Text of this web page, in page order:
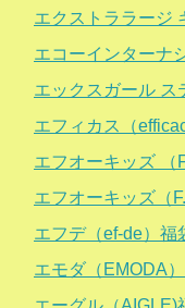
エクストララージ
エコーインターナ
エックスガール ス
エフィカス（
エフオーキッズ （
エフオーキッズ（
エフデ（ef-de）福
エモダ（EMODA